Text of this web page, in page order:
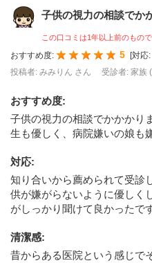
子供の視力の相談でか
この口コミは1年以上前のもの
おすすめ度: 5 [対応:
投稿者: みみりん さん
受診者: 家族
おすすめ度:
子供の視力の相談でかかかり
生も優しく、病院嫌いの娘も
対応:
知り合いから薦められて受診
供が嫌がらないように優しく
がしっかり聞けて良かったです
清潔感:
昔からある医院という感じで